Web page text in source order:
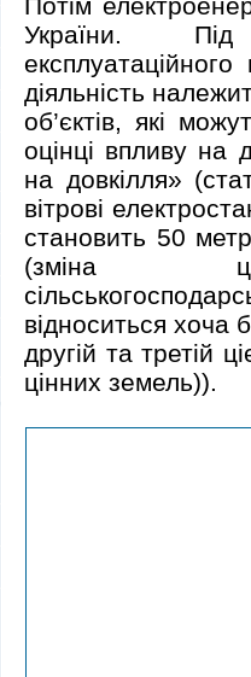
України.
діяльність
об’єктів, які
оцінці впливу на
на довкілля»
вітрові
становить 50
(зміна
відноситься хоча
другій та третій
цінних земель)).